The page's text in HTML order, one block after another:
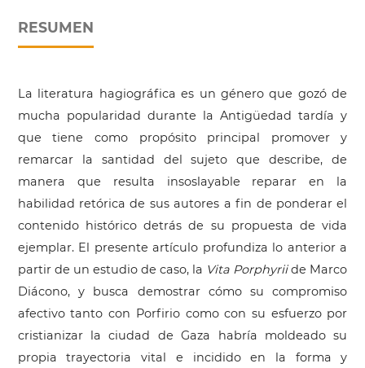
RESUMEN
La literatura hagiográfica es un género que gozó de
mucha popularidad durante la Antigüedad tardía y
que tiene como propósito principal promover y
remarcar la santidad del sujeto que describe, de
manera que resulta insoslayable reparar en la
habilidad retórica de sus autores a fin de ponderar el
contenido histórico detrás de su propuesta de vida
ejemplar. El presente artículo profundiza lo anterior a
partir de un estudio de caso, la Vita Porphyriide Marco
Diácono, y busca demostrar cómo su compromiso
afectivo tanto con Porfirio como con su esfuerzo por
cristianizar la ciudad de Gaza habría moldeado su
propia trayectoria vital e incidido en la forma y